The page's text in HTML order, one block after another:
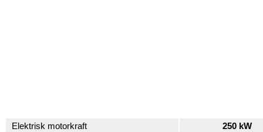
Elektrisk motorkraft
250 kW